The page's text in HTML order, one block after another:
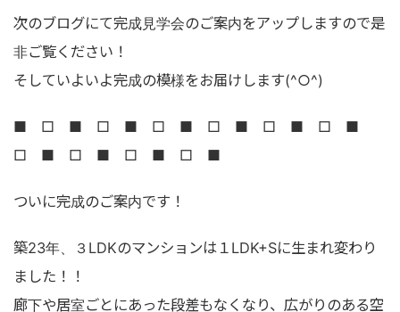
次のブログにて完成見学会のご案内をアップしますので是
非ご覧ください！
そしていよいよ完成の模様をお届けします(^○^)
■ □ ■ □ ■ □ ■ □ ■ □ ■ □ ■
□ ■ □ ■ □ ■ □ ■
ついに完成のご案内です！
築23年、３LDKのマンションは１LDK+Sに生まれ変わり
ました！！
廊下や居室ごとにあった段差もなくなり、広がりのある空